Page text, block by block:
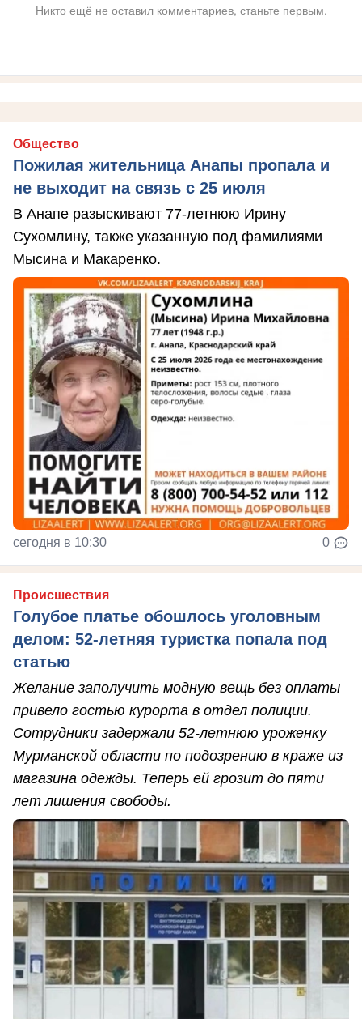
Никто ещё не оставил комментариев, станьте первым.
Общество
Пожилая жительница Анапы пропала и
не выходит на связь с 25 июля
В Анапе разыскивают 77-летнюю Ирину
Сухомлину, также указанную под фамилиями
Мысина и Макаренко.
сегодня в 10:30 0
Происшествия
Голубое платье обошлось уголовным
делом: 52-летняя туристка попала под
статью
Желание заполучить модную вещь без оплаты
привело гостью курорта в отдел полиции.
Сотрудники задержали 52-летнюю уроженку
Мурманской области по подозрению в краже из
магазина одежды. Теперь ей грозит до пяти
лет лишения свободы.